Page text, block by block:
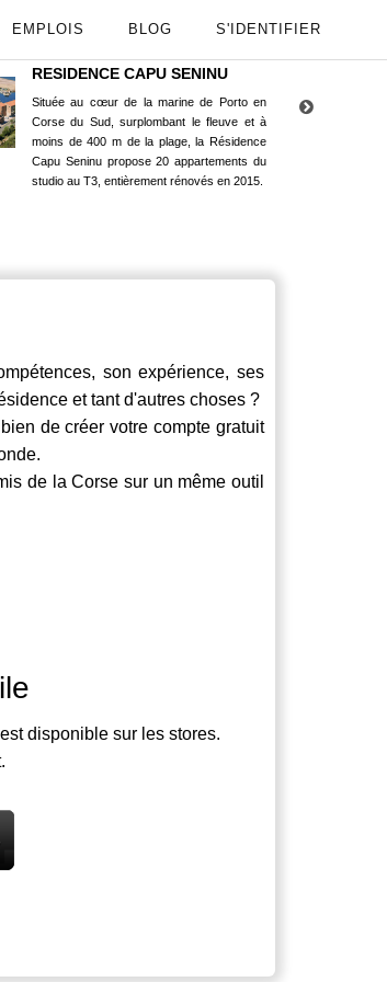
EMPLOIS BLOG S'IDENTIFIER
RESIDENCE CAPU SENINU
Située au cœur de la marine de Porto en
Corse du Sud, surplombant le fleuve et à
moins de 400 m de la plage, la Résidence
Capu Seninu propose 20 appartements du
studio au T3, entièrement rénovés en 2015.
son expérience, ses
et tant d'autres choses ?
de créer votre compte gratuit
de la Corse sur un même outil
disponible sur les stores.